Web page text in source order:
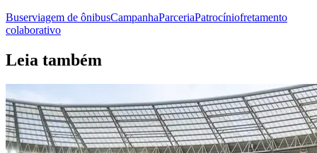
Buserviagem de ônibusCampanhaParceriaPatrocíniofretamento
colaborativo
Leia também